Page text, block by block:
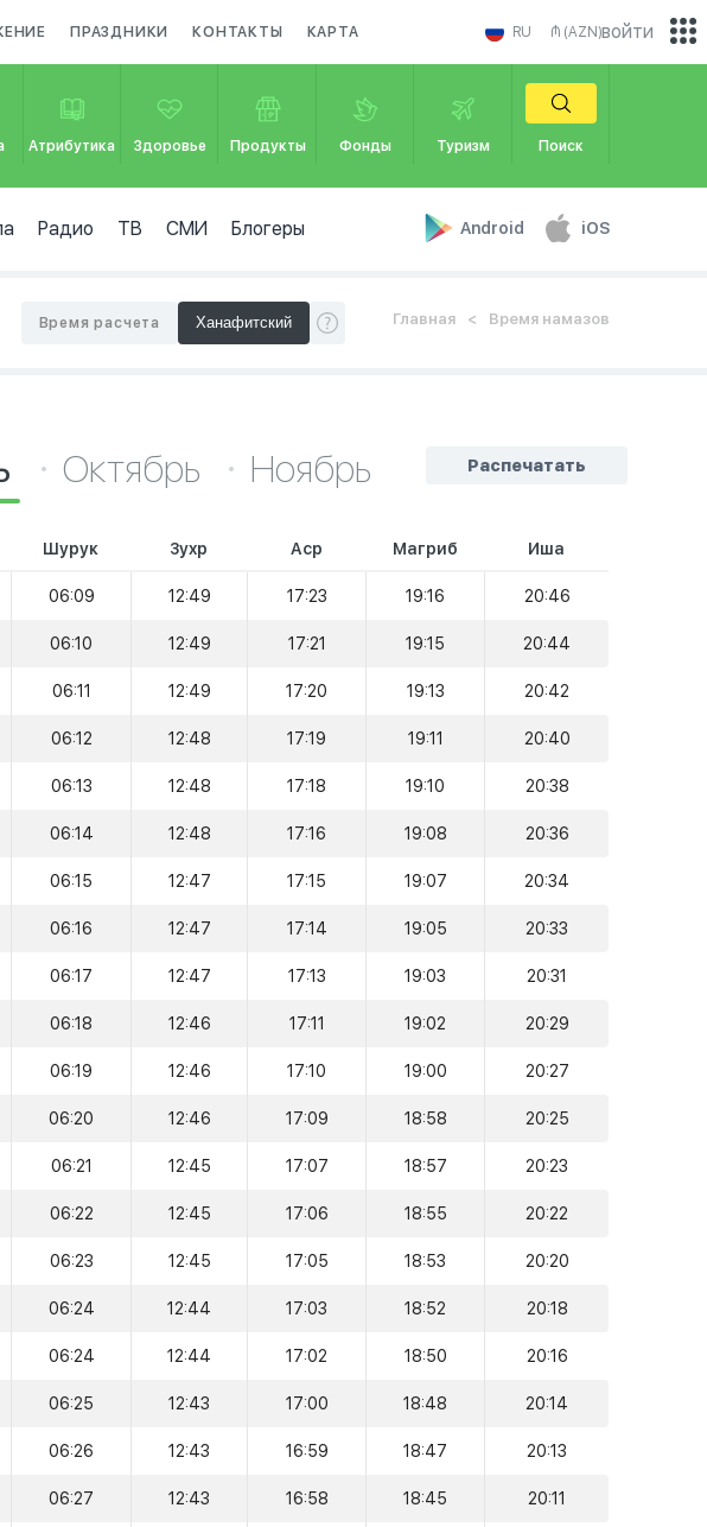
ПРАЗДНИКИ КОНТАКТЫ КАРТА RU ₼ (AZN)
Атрибутика Здоровье Продукты Фонды Туризм Поиск
Радио ТВ СМИ Блогеры Android iOS
войти
Главная Время намазов
Время расчета
Распечатать
Октябрь Ноябрь
Шурук Зухр Аср Магриб Иша
06:09 12:49 17:23 19:16 20:46
06:10 12:49 17:21 19:15 20:44
06:11 12:49 17:20 19:13 20:42
06:12 12:48 17:19 19:11 20:40
06:13 12:48 17:18 19:10 20:38
06:14 12:48 17:16 19:08 20:36
06:15 12:47 17:15 19:07 20:34
06:16 12:47 17:14 19:05 20:33
06:17 12:47 17:13 19:03 20:31
06:18 12:46 17:11 19:02 20:29
06:19 12:46 17:10 19:00 20:27
06:20 12:46 17:09 18:58 20:25
06:21 12:45 17:07 18:57 20:23
06:22 12:45 17:06 18:55 20:22
06:23 12:45 17:05 18:53 20:20
06:24 12:44 17:03 18:52 20:18
06:24 12:44 17:02 18:50 20:16
06:25 12:43 17:00 18:48 20:14
06:26 12:43 16:59 18:47 20:13
06:27 12:43 16:58 18:45 20:11